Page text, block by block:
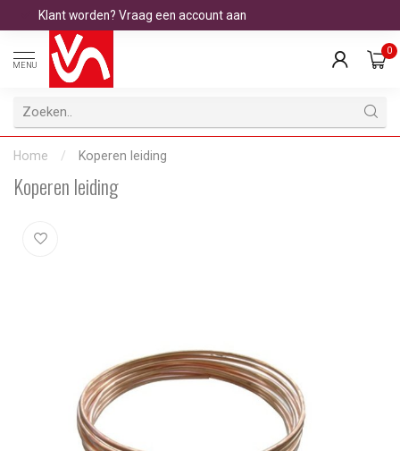
Klant worden? Vraag een account aan
MENU
0
Home / Koperen leiding
Koperen leiding